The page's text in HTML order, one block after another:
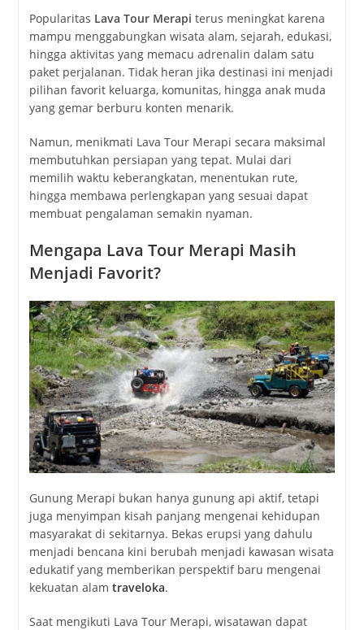
Popularitas Lava Tour Merapi terus meningkat karena
mampu menggabungkan wisata alam, sejarah, edukasi,
hingga aktivitas yang memacu adrenalin dalam satu
paket perjalanan. Tidak heran jika destinasi ini menjadi
pilihan favorit keluarga, komunitas, hingga anak muda
yang gemar berburu konten menarik.
Namun, menikmati Lava Tour Merapi secara maksimal
membutuhkan persiapan yang tepat. Mulai dari
memilih waktu keberangkatan, menentukan rute,
hingga membawa perlengkapan yang sesuai dapat
membuat pengalaman semakin nyaman.
Mengapa Lava Tour Merapi Masih
Menjadi Favorit?
Gunung Merapi bukan hanya gunung api aktif, tetapi
juga menyimpan kisah panjang mengenai kehidupan
masyarakat di sekitarnya. Bekas erupsi yang dahulu
menjadi bencana kini berubah menjadi kawasan wisata
edukatif yang memberikan perspektif baru mengenai
kekuatan alam traveloka.
Saat mengikuti Lava Tour Merapi, wisatawan dapat